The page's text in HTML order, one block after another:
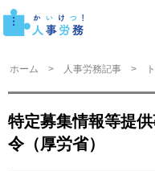
ホーム 人事労務記事
特定募集情報等提
令（厚労省）